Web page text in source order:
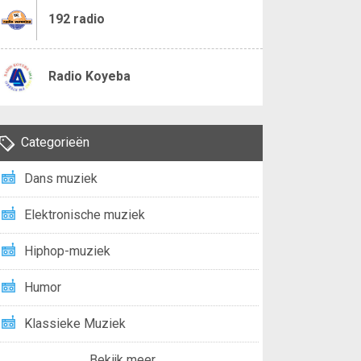
192 radio
Radio Koyeba
Categorieën
Dans muziek
Elektronische muziek
Hiphop-muziek
Humor
Klassieke Muziek